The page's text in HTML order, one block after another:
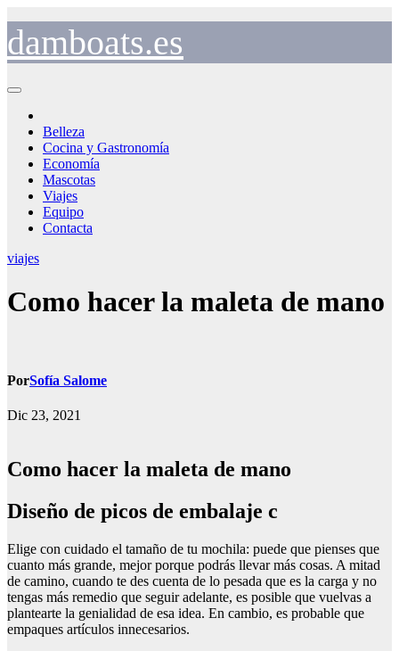
contenido
damboats.es
Belleza
Cocina y Gastronomía
Economía
Mascotas
Viajes
Equipo
Contacta
viajes
Como hacer la maleta de mano
PorSofía Salome
Dic 23, 2021
Como hacer la maleta de mano
Diseño de picos de embalaje c
Elige con cuidado el tamaño de tu mochila: puede que pienses que
cuanto más grande, mejor porque podrás llevar más cosas. A mitad
de camino, cuando te des cuenta de lo pesada que es la carga y no
tengas más remedio que seguir adelante, es posible que vuelvas a
plantearte la genialidad de esa idea. En cambio, es probable que
empaques artículos innecesarios.